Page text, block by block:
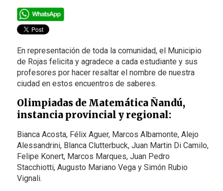
En representación de toda la comunidad, el Municipio
de Rojas felicita y agradece a cada estudiante y sus
profesores por hacer resaltar el nombre de nuestra
ciudad en estos encuentros de saberes.
Olimpiadas de Matemática Ñandú,
instancia provincial y regional:
Bianca Acosta, Félix Aguer, Marcos Albamonte, Alejo
Alessandrini, Blanca Clutterbuck, Juan Martin Di Camilo,
Felipe Konert, Marcos Marques, Juan Pedro
Stacchiotti, Augusto Mariano Vega y Simón Rubio
Vignali.